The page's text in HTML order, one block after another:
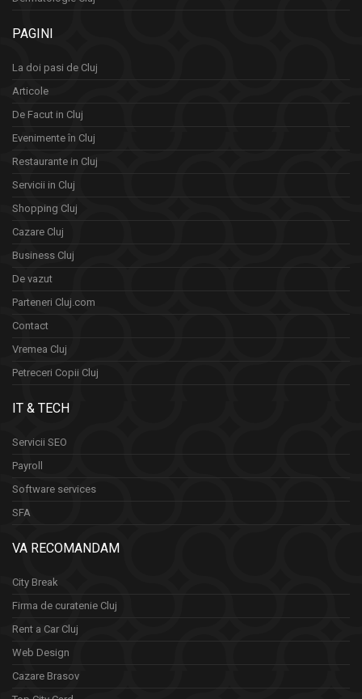
PAGINI
La doi pasi de Cluj
Articole
De Facut in Cluj
Evenimente în Cluj
Restaurante in Cluj
Servicii in Cluj
Shopping Cluj
Cazare Cluj
Business Cluj
De vazut
Parteneri Cluj.com
Contact
Vremea Cluj
Petreceri Copii Cluj
IT & TECH
Servicii SEO
Payroll
Software services
SFA
VA RECOMANDAM
City Break
Firma de curatenie Cluj
Rent a Car Cluj
Web Design
Cazare Brasov